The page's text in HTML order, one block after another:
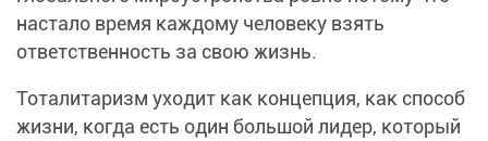
настало время каждому человеку взять
ответственность за свою жизнь.
Тоталитаризм уходит как концепция, как способ
жизни, когда есть один большой лидер, который